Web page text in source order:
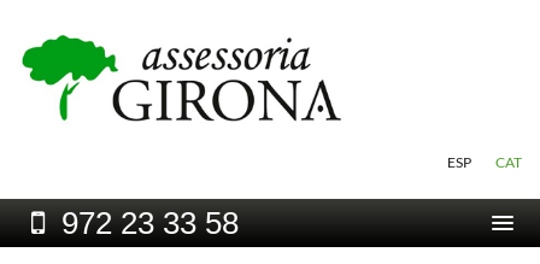
ESP CAT
972 23 33 58